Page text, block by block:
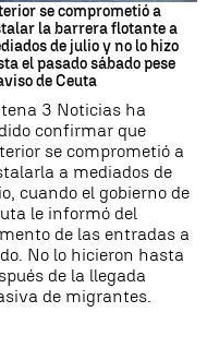
se comprometió a
la barrera flotante a
de julio y no lo hizo
el pasado sábado pese
de Ceuta
3 Noticias ha
confirmar que
se comprometió a
a mediados de
cuando el gobierno de
le informó del
de las entradas a
No lo hicieron hasta
de la llegada
de migrantes.